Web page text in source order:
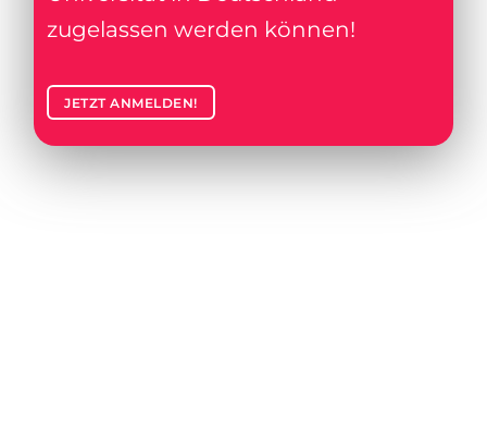
zugelassen werden können!
JETZT ANMELDEN!